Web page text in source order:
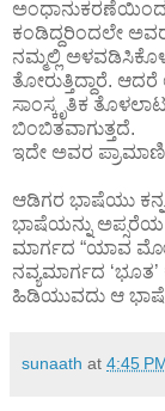
ಅಂಧಾನುಕರಣೆಯಿಂದ
ಕಂಡಿದ್ದರಿಂದಲೇ
ನಮ್ಮಲ್ಲಿ
ತೋರುತ್ತಿದ್ದಾರೆ.
ಸಾಂಸ್ಕೃತಿಕ
ಬಿಂಬಿತವಾಗುತ್ತದೆ.
ಇದೇ ಅವರ
ಆಡಿಗರ ಭಾಷೆಯು
ಭಾಷೆಯನ್ನು
ಮಾರ್ಗದ “ಯಾವ
ನವ್ಯಮಾರ್ಗದ
ಹಿಡಿಯುವದು ಆ
sunaath at 4:45